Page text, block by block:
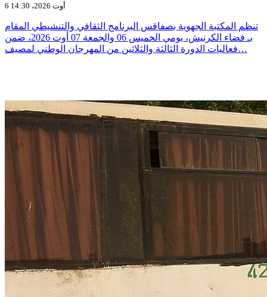
6 أوت 2026، 14:30
تنظم المكتبة الجهوية بصفاقس البرنامج الثقافي والتنشيطي المقام
بـ فضاء الكرنيش، يومي الخميس 06 والجمعة 07 أوت 2026، ضمن
فعاليات الدورة الثالثة والثلاثين من المهرجان الوطني لمصيف…